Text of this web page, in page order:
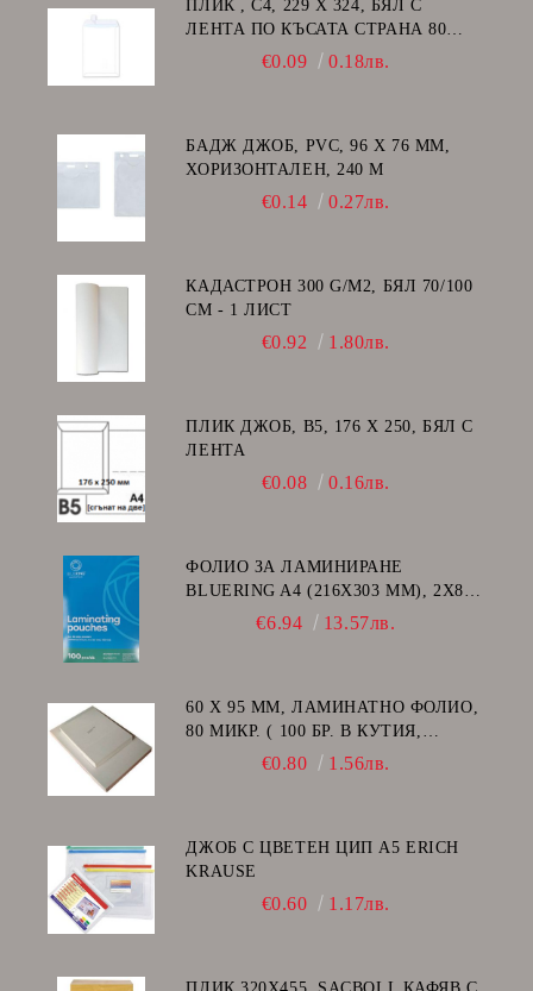
ПЛИК , C4, 229 Х 324, БЯЛ С
ЛЕНТА ПО КЪСАТА СТРАНА 80
€0.09 0.18лв.
БАДЖ ДЖОБ, PVC, 96 Х 76 ММ,
ХОРИЗОНТАЛЕН, 240 Μ
€0.14 0.27лв.
КАДАСТРОН 300 G/M2, БЯЛ 70/100
СМ - 1 ЛИСТ
€0.92 1.80лв.
ПЛИК ДЖОБ, В5, 176 Х 250, БЯЛ С
ЛЕНТА
€0.08 0.16лв.
ФОЛИО ЗА ЛАМИНИРАНЕ
BLUERING A4 (216X303 MM), 2X80
МИКРОНА 100 БР.
€6.94 13.57лв.
60 Х 95 ММ, ЛАМИНАТНО ФОЛИО,
80 МИКР. ( 100 БР. В КУТИЯ,
€0.80 1.56лв.
ДЖОБ С ЦВЕТЕН ЦИП A5 ERICH
KRAUSE
€0.60 1.17лв.